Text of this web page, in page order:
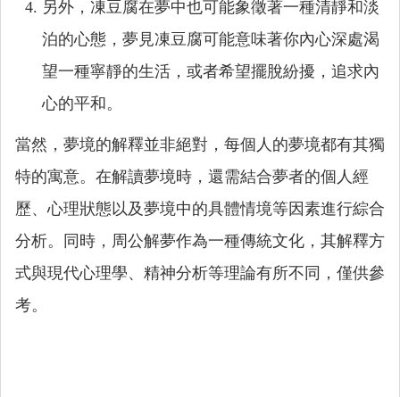
另外，凍豆腐在夢中也可能象徵著一種清靜和淡
泊的心態，夢見凍豆腐可能意味著你內心深處渴
望一種寧靜的生活，或者希望擺脫紛擾，追求內
心的平和。
當然，夢境的解釋並非絕對，每個人的夢境都有其獨
特的寓意。在解讀夢境時，還需結合夢者的個人經
歷、心理狀態以及夢境中的具體情境等因素進行綜合
分析。同時，周公解夢作為一種傳統文化，其解釋方
式與現代心理學、精神分析等理論有所不同，僅供參
考。